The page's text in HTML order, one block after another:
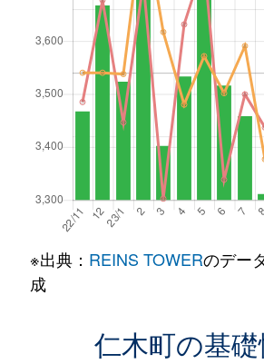
※出典： REINS TOWERのデー
成
仁木町の基